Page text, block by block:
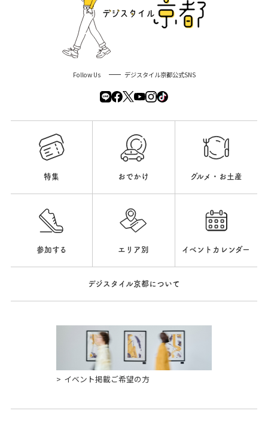
Follow Us デジスタイル京都公式SNS
特集 おでかけ グルメ・お土産
参加する エリア別 イベントカレンダー
デジスタイル京都について
イベント掲載ご希望の方